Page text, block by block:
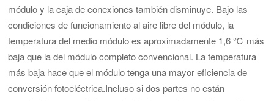
módulo y la caja de conexiones también disminuye. Bajo las
condiciones de funcionamiento al aire libre del módulo, la
temperatura del medio módulo es aproximadamente 1,6 ℃ más
baja que la del módulo completo convencional. La temperatura
más baja hace que el módulo tenga una mayor eficiencia de
conversión fotoeléctrica.Incluso si dos partes no están